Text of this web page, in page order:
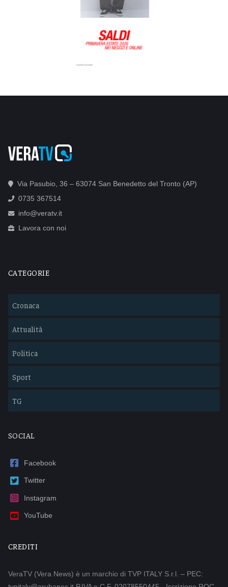
Via Pasubio, 36 – 63074 San Benedetto del Tronto (AP)
0735 367514
info@veratv.it
Lavora con noi
CATEGORIE
Cronaca
Attualità
Politica
Sport
TG
SOCIAL
Facebook
Twitter
Instagram
YouTube
CREDITI
VeraTV (Vera News) è un marchio di TVP ITALY S.r.l. – PEC: